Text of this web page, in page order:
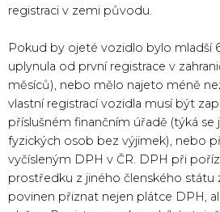
registraci v zemi původu.
Pokud by ojeté vozidlo bylo mladší
uplynula od první registrace v
měsíců), nebo mělo najeto méně
vlastní registrací vozidla musí být
příslušném finančním úřadě (týká se
fyzických osob bez výjimek), nebo
vyčísleným DPH v ČR. DPH při
prostředku z jiného členského státu
povinen přiznat nejen plátce DPH,